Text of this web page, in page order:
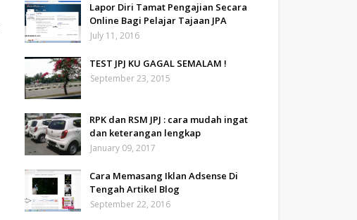
Lapor Diri Tamat Pengajian Secara
Online Bagi Pelajar Tajaan JPA
July 11, 2016
TEST JPJ KU GAGAL SEMALAM !
September 23, 2015
RPK dan RSM JPJ : cara mudah ingat
dan keterangan lengkap
January 09, 2017
Cara Memasang Iklan Adsense Di
Tengah Artikel Blog
September 22, 2016